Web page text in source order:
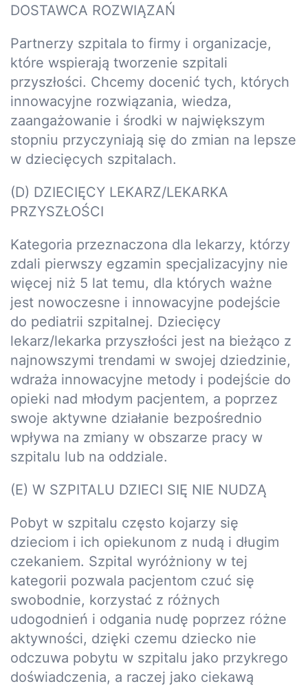
DOSTAWCA ROZWIĄZAŃ
Partnerzy szpitala to firmy i organizacje,
które wspierają tworzenie szpitali
przyszłości. Chcemy docenić tych, których
innowacyjne rozwiązania, wiedza,
zaangażowanie i środki w największym
stopniu przyczyniają się do zmian na lepsze
w dziecięcych szpitalach.
(D) DZIECIĘCY LEKARZ/LEKARKA
PRZYSZŁOŚCI
Kategoria przeznaczona dla lekarzy, którzy
zdali pierwszy egzamin specjalizacyjny nie
więcej niż 5 lat temu, dla których ważne
jest nowoczesne i innowacyjne podejście
do pediatrii szpitalnej. Dziecięcy
lekarz/lekarka przyszłości jest na bieżąco z
najnowszymi trendami w swojej dziedzinie,
wdraża innowacyjne metody i podejście do
opieki nad młodym pacjentem, a poprzez
swoje aktywne działanie bezpośrednio
wpływa na zmiany w obszarze pracy w
szpitalu lub na oddziale.
(E) W SZPITALU DZIECI SIĘ NIE NUDZĄ
Pobyt w szpitalu często kojarzy się
dzieciom i ich opiekunom z nudą i długim
czekaniem. Szpital wyróżniony w tej
kategorii pozwala pacjentom czuć się
swobodnie, korzystać z różnych
udogodnień i odgania nudę poprzez różne
aktywności, dzięki czemu dziecko nie
odczuwa pobytu w szpitalu jako przykrego
doświadczenia, a raczej jako ciekawą